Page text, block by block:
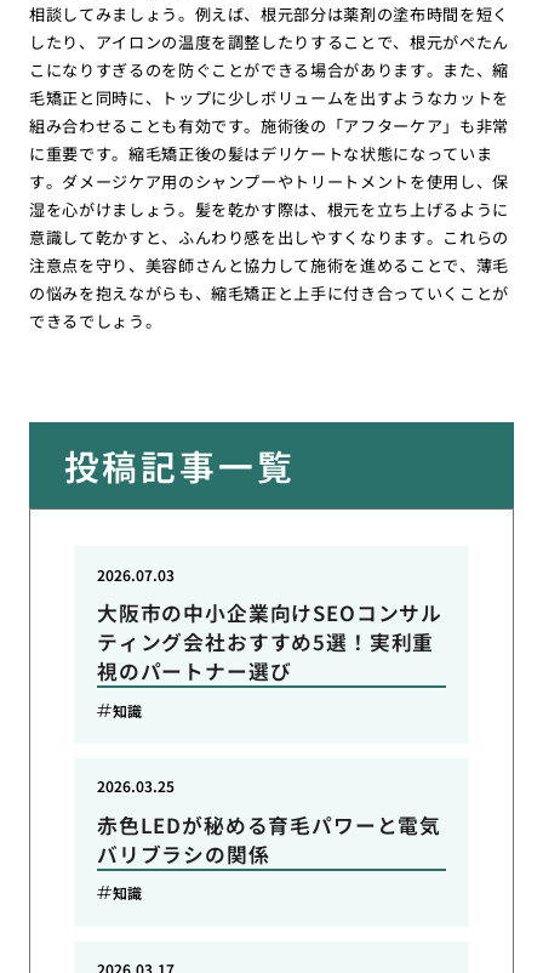
相談してみましょう。例えば、根元部分は薬剤の塗布時間を短く
したり、アイロンの温度を調整したりすることで、根元がぺたん
こになりすぎるのを防ぐことができる場合があります。また、縮
毛矯正と同時に、トップに少しボリュームを出すようなカットを
組み合わせることも有効です。施術後の「アフターケア」も非常
に重要です。縮毛矯正後の髪はデリケートな状態になっていま
す。ダメージケア用のシャンプーやトリートメントを使用し、保
湿を心がけましょう。髪を乾かす際は、根元を立ち上げるように
意識して乾かすと、ふんわり感を出しやすくなります。これらの
注意点を守り、美容師さんと協力して施術を進めることで、薄毛
の悩みを抱えながらも、縮毛矯正と上手に付き合っていくことが
できるでしょう。
投稿記事一覧
大阪市の中小企業向けSEOコンサル
ティング会社おすすめ5選！実利重
視のパートナー選び
2026.07.03
知識
赤色LEDが秘める育毛パワーと電気
バリブラシの関係
2026.03.25
知識
2026.03.17